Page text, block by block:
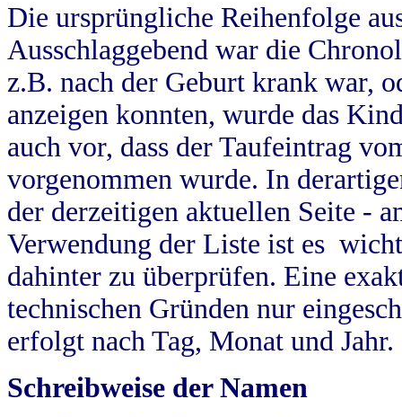
Die ursprüngliche Reihenfolge
Ausschlaggebend war die
z.B. nach der Geburt krank war,
anzeigen konnten, wurde das
auch vor, dass der Taufeintrag
vorgenommen wurde. In
der derzeitigen aktuellen Seite -
Verwendung der Liste ist es
dahinter zu überprüfen. Eine
technischen Gründen nur
erfolgt nach Tag, Monat und Jahr.
Schreibweise der Namen